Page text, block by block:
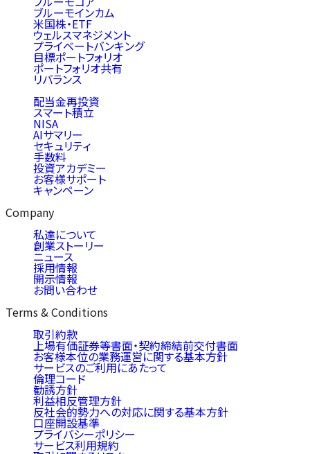
ブルーモインカム
米国株・ETF
ウェルスマネジメント
プライベートバンキング
目標ポートフォリオ
ポートフォリオ共有
リバランス
配当金再投資
スマート積立
NISA
AIサマリー
セキュリティ
手数料
投資アカデミー
お客様サポート
キャンペーン
Company
私達について
創業ストーリー
ニュース
採用情報
開示情報
お問い合わせ
Terms & Conditions
取引約款
上場有価証券等書面・契約締結前交付書面
お客様本位の業務運営に関する基本方針
サービスのご利用にあたって
倫理コード
勧誘方針
利益相反管理方針
反社会的勢力への対応に関する基本方針
口座開設基準
プライバシーポリシー
サービス利用規約